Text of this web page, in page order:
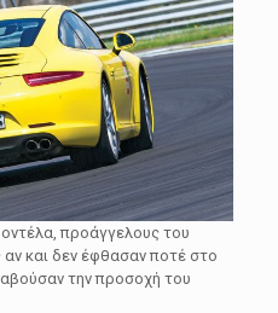
προάγγελους του
και δεν έφθασαν ποτέ στο
την προσοχή του